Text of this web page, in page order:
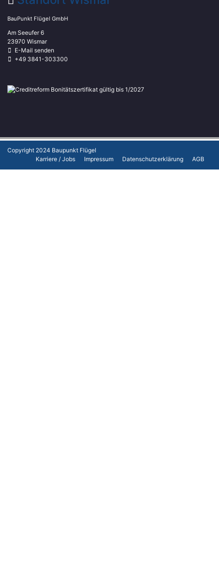
BauPunkt Flügel GmbH
Am Seeufer 6
23970 Wismar
E-Mail senden
+49 3841-303300
Copyright 2024 Baupunkt Flügel
Karriere / Jobs
Impressum Datenschutzerklärung AGB